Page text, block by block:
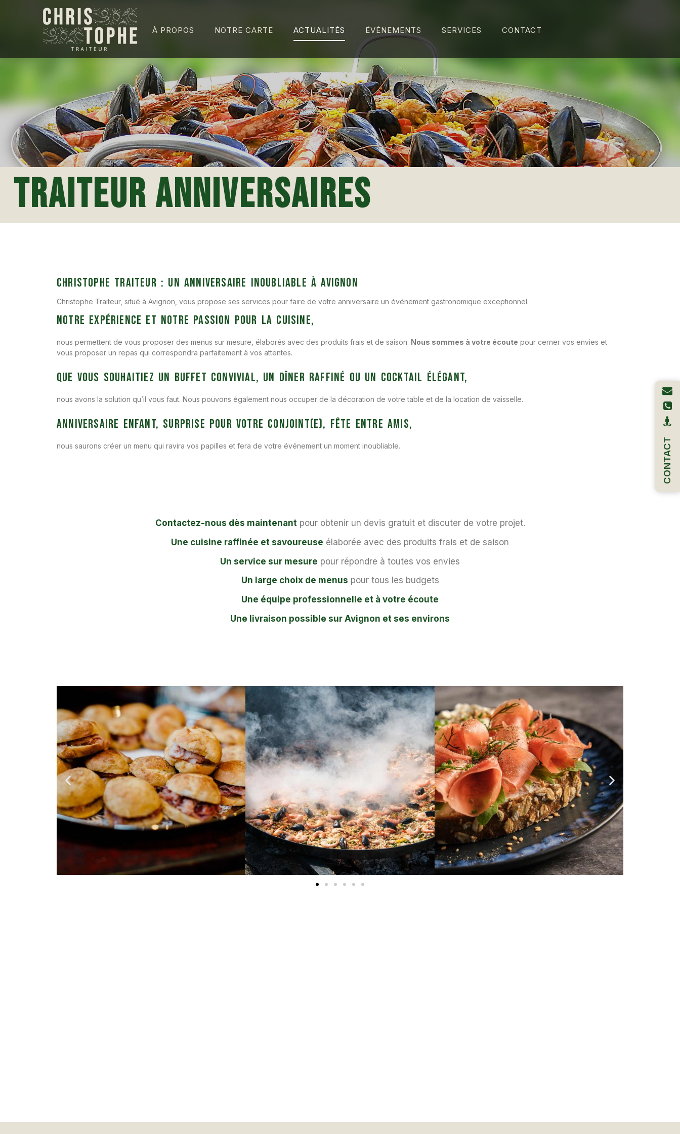
À PROPOS NOTRE CARTE ACTUALITÉS ÉVÈNEMENTS SERVICES CONTACT
CONTACT
TRAITEUR ANNIVERSAIRES
Christophe Traiteur : Un anniversaire inoubliable à Avignon
Christophe Traiteur, situé à Avignon, vous propose ses services pour faire de votre anniversaire un événement gastronomique exceptionnel.
Notre expérience et notre passion pour la cuisine,
nous permettent de vous proposer des menus sur mesure, élaborés avec des produits frais et de saison. Nous sommes à votre écoute pour cerner vos envies et
vous proposer un repas qui correspondra parfaitement à vos attentes.
Que vous souhaitiez un buffet convivial, un dîner raffiné ou un cocktail élégant,
nous avons la solution qu’il vous faut. Nous pouvons également nous occuper de la décoration de votre table et de la location de vaisselle.
Anniversaire enfant, surprise pour votre conjoint(e), fête entre amis,
nous saurons créer un menu qui ravira vos papilles et fera de votre événement un moment inoubliable.
Contactez-nous dès maintenantpour obtenir un devis gratuit et discuter de votre projet.
Une cuisine raffinée et savoureuse élaborée avec des produits frais et de saison
Un service sur mesure pour répondre à toutes vos envies
Un large choix de menus pour tous les budgets
Une équipe professionnelle et à votre écoute
Une livraison possible sur Avignon et ses environs